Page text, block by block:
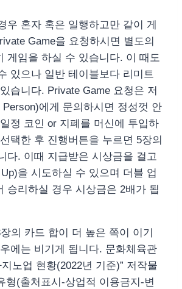
우 혼자 혹은 일행하고만 같이 게
Game을 요청하시면 별도의
게임을 하실 수 있습니다. 이 때도
있으나 일반 테이블보다 리미트
습니다. Private Game 요청은 저
에게 문의하시면 정성껏 안
정 코인 or 지폐를 머신에 투입하
택한 후 진행버튼을 누르면 5장의
다. 이때 지급받은 시상금을 걸고
을 시도하실 수 있으며 더블 업
승리하실 경우 시상금은 2배가 됩
의 카드 합이 더 높은 쪽이 이기
에는 비기게 됩니다. 문화체육관
노업 현황(2022년 기준)” 저작물
형(출처표시-상업적 이용금지-변